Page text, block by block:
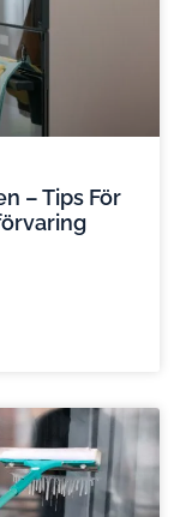
– Tips För